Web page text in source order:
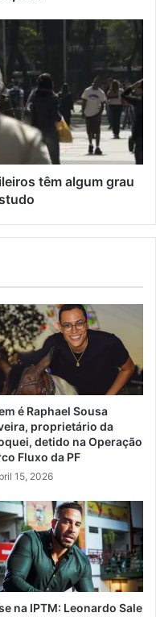
têm algum grau
é Raphael Sousa
proprietário da
detido na Operação
Fluxo da PF
15, 2026
na IPTM: Leonardo Sale